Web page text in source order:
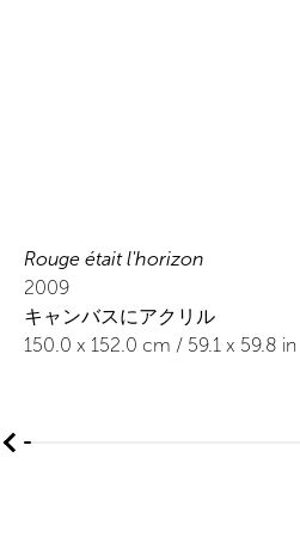
Rouge était l'horizon
2009
キャンバスにアクリル
150.0 x 152.0 cm / 59.1 x 59.8 in